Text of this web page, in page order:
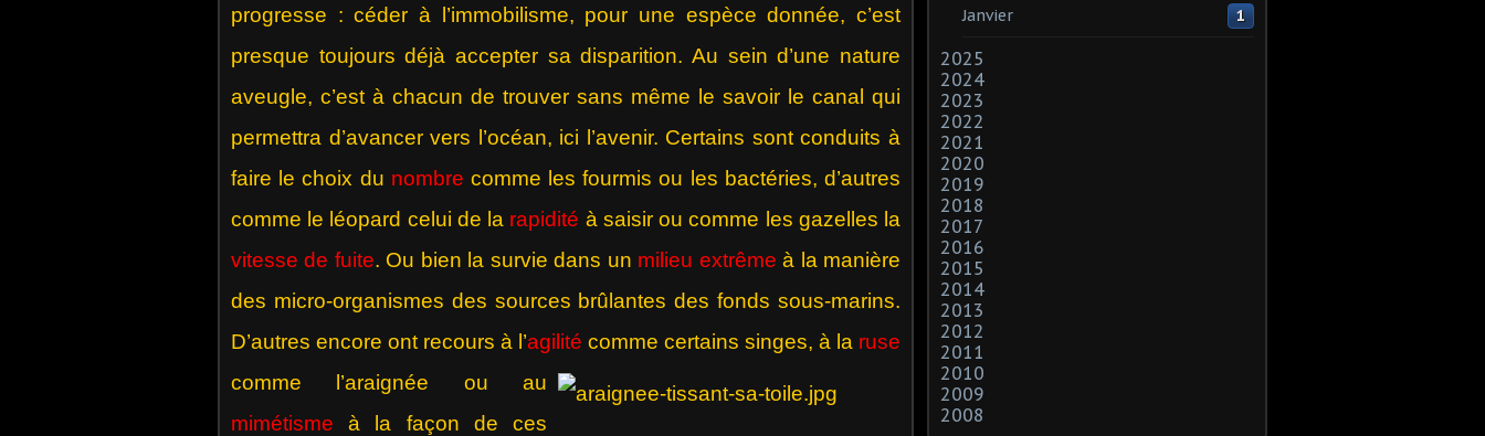
progresse : céder à l’immobilisme, pour une espèce donnée, c’est
presque toujours déjà accepter sa disparition. Au sein d’une nature
aveugle, c’est à chacun de trouver sans même le savoir le canal qui
permettra d’avancer vers l’océan, ici l’avenir. Certains sont conduits à
faire le choix du nombre comme les fourmis ou les bactéries, d’autres
comme le léopard celui de la rapidité à saisir ou comme les gazelles la
vitesse de fuite. Ou bien la survie dans un milieu extrême à la manière
des micro-organismes des sources brûlantes des fonds sous-marins.
D’autres encore ont recours à l’agilité comme certains singes, à la ruse
comme l’araignée ou au
mimétisme à la façon de ces
Janvier 1
2025
2024
2023
2022
2021
2020
2019
2018
2017
2016
2015
2014
2013
2012
2011
2010
2009
2008